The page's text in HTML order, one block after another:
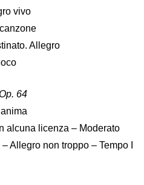
vivo
Allegro
64
alcuna licenza – Moderato
Allegro non troppo – Tempo I